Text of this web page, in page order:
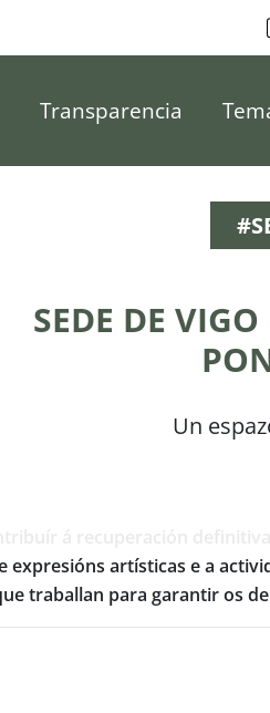
Transparencia
SEDE DE
Un
á recuperación
artísticas e a
traballan para garantir os